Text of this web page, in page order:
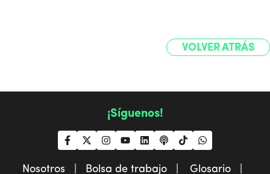
VOLVER ATRÁS
¡Síguenos!
Nosotros | Bolsa de trabajo | Glosario |